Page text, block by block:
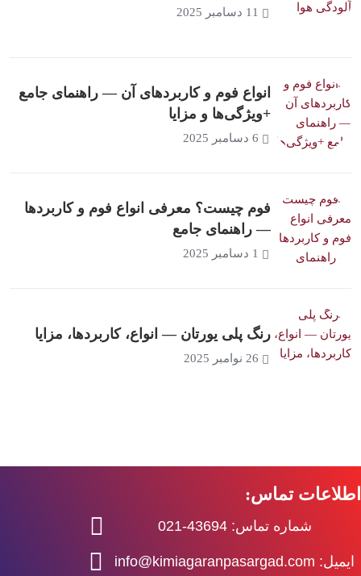
11 دسامبر 2025
انواع فوم و کاربردهای آن — راهنمای جامع
+ویژگی‌ها و مزایا
6 دسامبر 2025
فوم چیست؟ معرفی انواع فوم و کاربردها
— راهنمای جامع
1 دسامبر 2025
رنگ پلی یورتان — انواع، کاربردها، مزایا
26 نوامبر 2025
اطلاعات تماس:
شماره تماس: 43694-021
ایمیل: info@kimiagaranpasargad.com